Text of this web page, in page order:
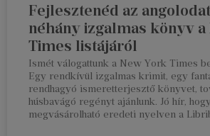
Fejlesztenéd az
néhány izgalmas könyv
Times listájáról
Ismét válogattunk a New York Times
Egy rendkívül izgalmas krimit, egy
rendhagyó ismeretterjesztő könyvet,
húsbavágó regényt ajánlunk. Jó hír,
megvásárolható eredeti nyelven a